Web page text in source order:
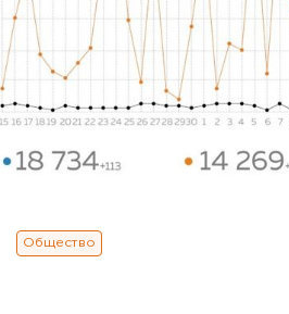
Общество